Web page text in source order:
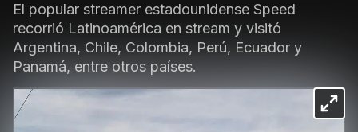
El popular streamer estadounidense Speed
recorrió Latinoamérica en stream y visitó
Argentina, Chile, Colombia, Perú, Ecuador y
Panamá, entre otros países.